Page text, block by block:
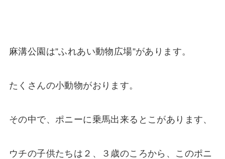
麻溝公園は”ふれあい動物広場”があります。
たくさんの小動物がおります。
その中で、ポニーに乗馬出来るとこがあります、
ウチの子供たちは２、３歳のころから、このポニ